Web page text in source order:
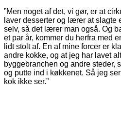
”Men noget af det, vi gør, er at
laver desserter og lærer at slagte
selv, så det lærer man også. Og
et par år, kommer du herfra med
lidt stolt af. En af mine forcer er
andre kokke, og at jeg har lavet
byggebranchen og andre steder,
og putte ind i køkkenet. Så jeg
kok ikke ser.”